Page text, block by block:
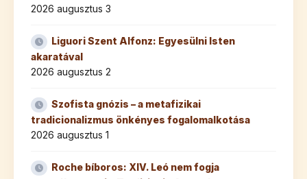
2026 augusztus 3
Liguori Szent Alfonz: Egyesülni Isten
akaratával
2026 augusztus 2
Szofista gnózis – a metafizikai
tradicionalizmus önkényes fogalomalkotása
2026 augusztus 1
Roche bíboros: XIV. Leó nem fogja